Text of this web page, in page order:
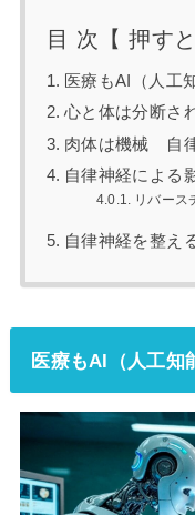
目 次【 押す
医療もAI（人工
心と体は分断さ
肉体は機械 自
自律神経による
リバース
自律神経を整え
医療もAI（人工知